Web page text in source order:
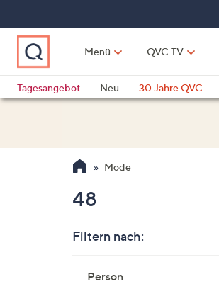
springen
Menü QVC TV
Tagesangebot
Neu 30 Jahre QVC
Mode
48
Filtern nach:
Produktliste
Person